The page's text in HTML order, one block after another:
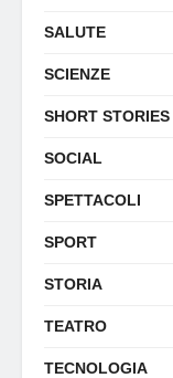
SALUTE
SCIENZE
SHORT STORIES
SOCIAL
SPETTACOLI
SPORT
STORIA
TEATRO
TECNOLOGIA